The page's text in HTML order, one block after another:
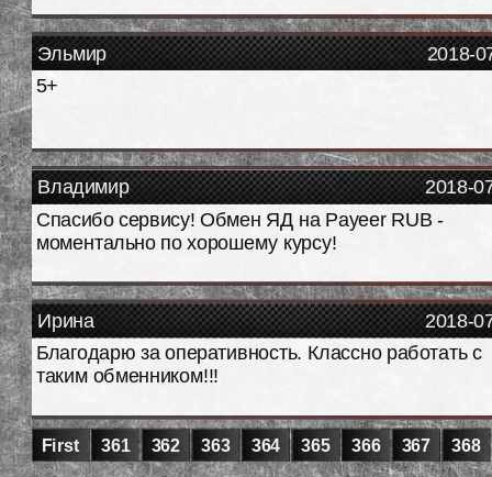
2018-
Эльмир
5+
2018-
Владимир
Спасибо сервису! Обмен ЯД на Payeer RUB -
моментально по хорошему курсу!
2018-
Ирина
Благодарю за оперативность. Классно работать с
таким обменником!!!
First 361 362 363 364 365 366 367 368